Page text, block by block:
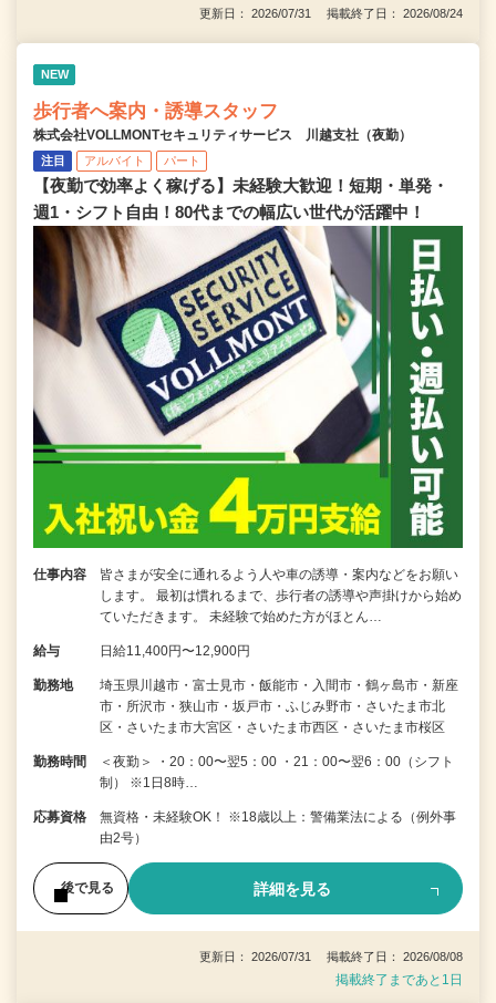
更新日： 2026/07/31 掲載終了日： 2026/08/24
NEW
歩行者へ案内・誘導スタッフ
株式会社VOLLMONTセキュリティサービス 川越支社（夜勤）
注目 アルバイト パート
【夜勤で効率よく稼げる】未経験大歓迎！短期・単発・
週1・シフト自由！80代までの幅広い世代が活躍中！
仕事内容
皆さまが安全に通れるよう人や車の誘導・案内などをお願い
します。 最初は慣れるまで、歩行者の誘導や声掛けから始め
ていただきます。 未経験で始めた方がほとん…
給与 日給11,400円〜12,900円
勤務地
埼玉県川越市・富士見市・飯能市・入間市・鶴ヶ島市・新座
市・所沢市・狭山市・坂戸市・ふじみ野市・さいたま市北
区・さいたま市大宮区・さいたま市西区・さいたま市桜区
勤務時間
＜夜勤＞ ・20：00〜翌5：00 ・21：00〜翌6：00（シフト
制） ※1日8時…
応募資格
無資格・未経験OK！ ※18歳以上：警備業法による（例外事
由2号）
後で見る 詳細を見る
更新日： 2026/07/31 掲載終了日： 2026/08/08
掲載終了まであと1日